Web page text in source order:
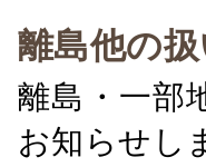
離島他の
離島・一部
お知らせし